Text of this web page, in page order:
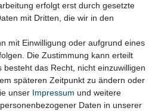
erfolgt erst durch gesetzte
mit Dritten, die wir in den
mit Einwilligung oder aufgrund eines
Die Zustimmung kann erteilt
das Recht, nicht einzuwilligen
späteren Zeitpunkt zu ändern oder
unser Impressum und weitere
Daten in unserer
AGB
Vertrag widerrufen Kontakt